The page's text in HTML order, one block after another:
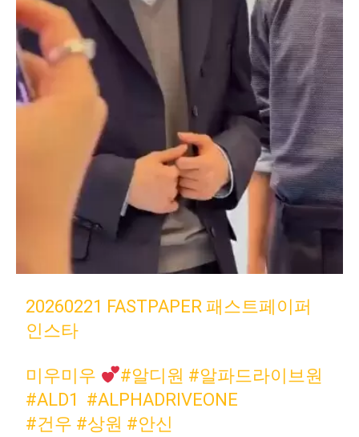
20260221 FASTPAPER 패스트페이퍼
인스타
미우미우 #알디원 #알파드라이브원
#ALD1 #ALPHADRIVEONE
#건우 #상원 #안신